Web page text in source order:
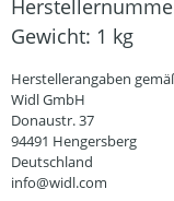
Gewicht: 1 kg
Herstellerangaben
Widl GmbH
Donaustr. 37
94491 Hengersberg
Deutschland
info@widl.com